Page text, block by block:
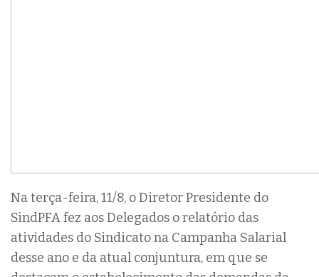
Na terça-feira, 11/8, o Diretor Presidente do
SindPFA fez aos Delegados o relatório das
atividades do Sindicato na Campanha Salarial
desse ano e da atual conjuntura, em que se